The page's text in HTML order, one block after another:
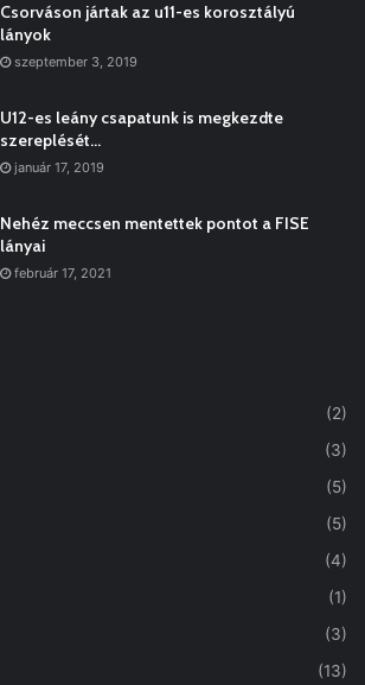
Csorváson jártak az u11-es korosztályú
lányok
szeptember 3, 2019
U12-es leány csapatunk is megkezdte
szereplését…
január 17, 2019
Nehéz meccsen mentettek pontot a FISE
lányai
február 17, 2021
(2)
(3)
(5)
(5)
(4)
(1)
(3)
(13)